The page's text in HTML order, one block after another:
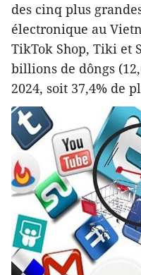
des cinq plus
électronique au
TikTok Shop, Tiki et
billions de dôngs
2024, soit 37,4% de